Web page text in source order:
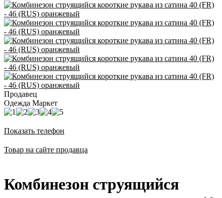
Продавец
Одежда Маркет
Показать телефон
Товар на сайте продавца
Комбинезон струящийся